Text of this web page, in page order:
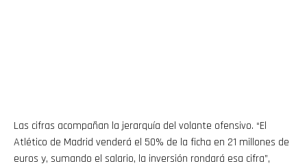
Las cifras acompañan la jerarquía del volante ofensivo. “El
Atlético de Madrid venderá el 50% de la ficha en 21 millones de
euros y, sumando el salario, la inversión rondará esa cifra”,